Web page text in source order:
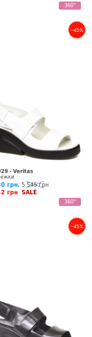
360°
–45%
- Veritas
грн. 5 545 грн
грн SALE
360°
–45%